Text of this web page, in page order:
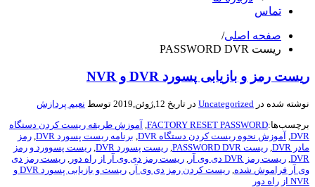
تماس
صفحه اصلی/
ریست PASSWORD DVR
ریست رمز و بازیابی پسورد DVR و NVR
نوشته شده در Uncategorized در تاریخ 12,ژوئن,2019 توسط
نعیم پردازش
برچسب‌ها:FACTORY RESET PASSWORD آموزش طریقه ریست کردن دستگاه
DVR آموزش نحوه ریست کردن دستگاه DVR برنامه ریست پسورد DVR
رمز
مادر DVR
ریست PASSWORD DVR ریست پسورد DVR
ریست پسوورد و رمز
DVR ریست رمز DVR دی وی آر ریست رمز دی وی آر از راه دور
ریست رمز دی
وی آر فراموش شده ریست کردن رمز دی وی آر
ریست و بازیابی پسورد DVR و
NVR از راه دور